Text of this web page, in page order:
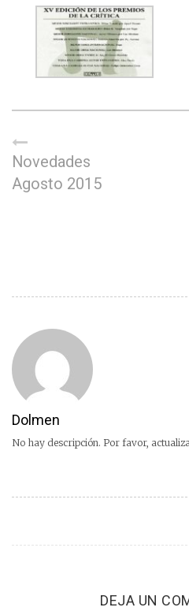
Novedades
Agosto 2015
Dolmen
No hay descripción. Por favor,
DEJA UN